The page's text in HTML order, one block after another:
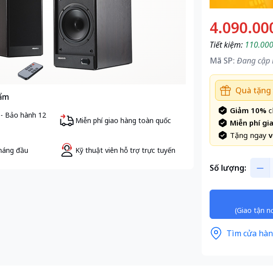
Bảo hành 12
Miễn phí giao hàng toàn quốc
đầu Kỹ thuật viên hỗ trợ trực tuyến
Tiết kiệm:
Mã SP: Đang cập
Quà tặng
Giảm 10%
Miễn phí
Tặng ngay
Số lượng:
(Giao tận
Tìm cửa